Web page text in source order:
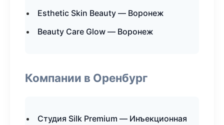
Esthetic Skin Beauty — Воронеж
Beauty Care Glow — Воронеж
Компании в Оренбург
Студия Silk Premium — Инъекционная